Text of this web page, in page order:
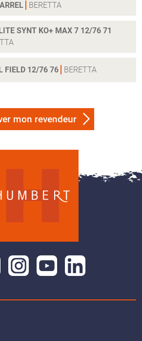
BERETTA
SYNT KO+ MAX 7 12/76 71
AUTO A400 L FIELD 12/76 76 BERETTA
mon revendeur